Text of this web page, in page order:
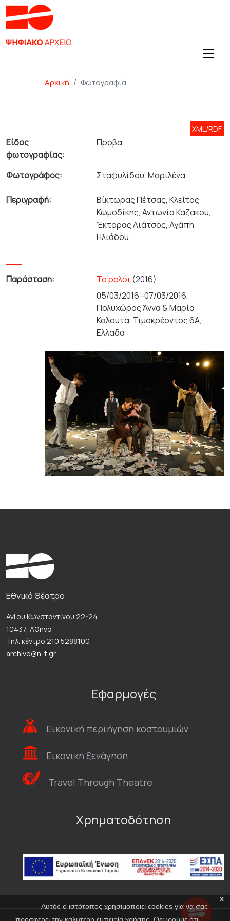
Αρχική Φωτογραφία
XML/RDF
Είδος
φωτογραφίας:
Πρόβα
Φωτογράφος: Σταφυλίδου, Μαριλένα
Περιγραφή:
Βίκτωρας Πέτσας, Κλείτος
Κωμοδίκης, Αντωνία Καζάκου,
Έκτορας Λιάτσος, Αγάπη
Ηλιάδου.
Παράσταση: Το ρολόι (2016)
05/03/2016 -07/03/2016,
Πολυχώρος Άννα & Μαρία
Καλουτά, Τιμοκρέοντος 6Α,
Ελλάδα
x
Αυτός ο ιστότοπος χρησιμοποιεί cookies για να σας
Εθνικό Θέατρο
Αγίου Κωνσταντίνου 22-24
10437, Αθήνα
Τηλ. κέντρο 210 5288100
archive@n-t.gr
Εφαρμογές
Εικονική περιήγηση κοστουμιών
Εικονική ξενάγηση
Travel Through Theatre
Χρηματοδότηση